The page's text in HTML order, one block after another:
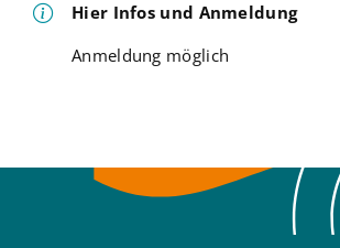
Hier Infos und Anmeldung
Anmeldung möglich